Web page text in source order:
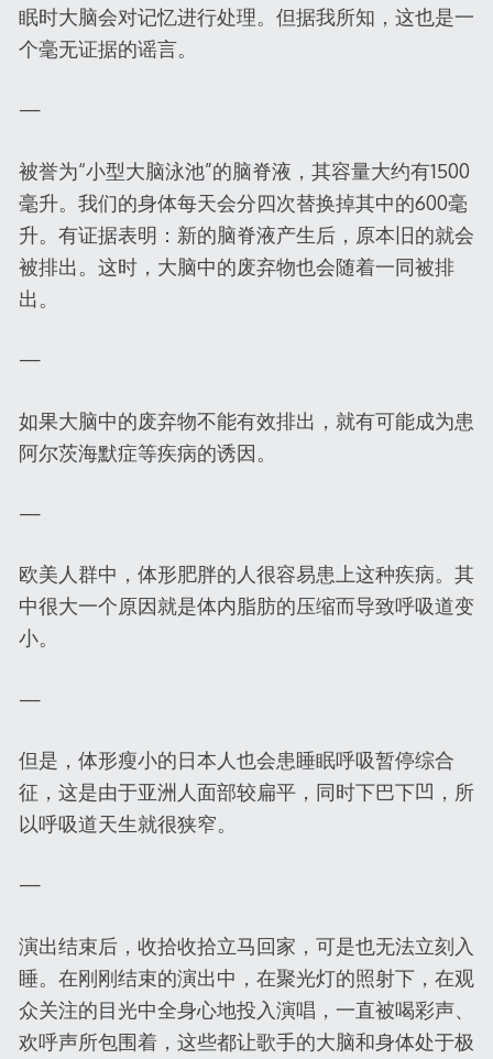
眠时大脑会对记忆进行处理。但据我所知，这也是一
个毫无证据的谣言。
—
被誉为“小型大脑泳池”的脑脊液，其容量大约有1500
毫升。我们的身体每天会分四次替换掉其中的600毫
升。有证据表明：新的脑脊液产生后，原本旧的就会
被排出。这时，大脑中的废弃物也会随着一同被排
出。
—
如果大脑中的废弃物不能有效排出，就有可能成为患
阿尔茨海默症等疾病的诱因。
—
欧美人群中，体形肥胖的人很容易患上这种疾病。其
中很大一个原因就是体内脂肪的压缩而导致呼吸道变
小。
—
但是，体形瘦小的日本人也会患睡眠呼吸暂停综合
征，这是由于亚洲人面部较扁平，同时下巴下凹，所
以呼吸道天生就很狭窄。
—
演出结束后，收拾收拾立马回家，可是也无法立刻入
睡。在刚刚结束的演出中，在聚光灯的照射下，在观
众关注的目光中全身心地投入演唱，一直被喝彩声、
欢呼声所包围着，这些都让歌手的大脑和身体处于极